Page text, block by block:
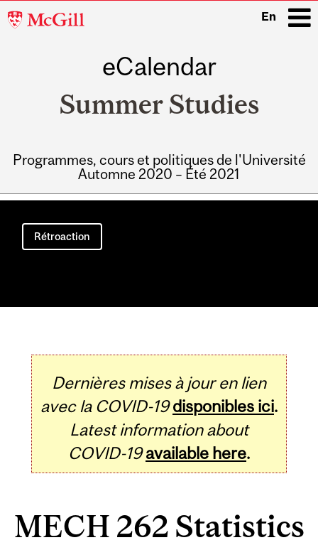
McGill
En
eCalendar
Summer Studies
Programmes, cours et politiques de l'Université
Automne 2020 – Été 2021
Main
navigation
Rétroaction
Dernières mises à jour en lien
avec la COVID-19 disponibles ici.
Latest information about
COVID-19 available here.
MECH 262 Statistics